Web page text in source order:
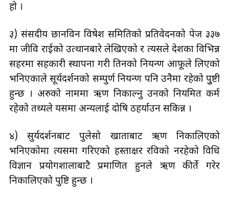
हो ।
३) संसदीय छानविन विषेश समितिको प्रतिवेदनको पेज ३३७
मा जीवि राईको उत्थानबारे लेखिएको र त्यसले देशका विभिन्न
सहरमा सहकारी स्थापना गरी तिनको नियन्त्रण आफूले लिएको
भनिएकाले सूर्यदर्शनको सम्पुर्ण नियन्त्रण पनि उनैमा रहेको पुुष्टी
हुन्छ । अरुको नाममा ऋण निकाल्नु उनको नियमित कर्म
रहेको तथ्यले यसमा अन्यलाई दोषि ठहर्याउन सकिन्न ।
४) सुर्यदर्शनबाट पुलेसो खाताबाट ऋण निकालिएको
भनिएकोमा त्यसमा गरिएको हस्ताक्षर रविको नरहेको विधि
विज्ञान प्रयोगशालाबाटै प्रमाणित हुनले ऋण कीर्ते गरेर
निकालिएको पुष्टि हुन्छ ।